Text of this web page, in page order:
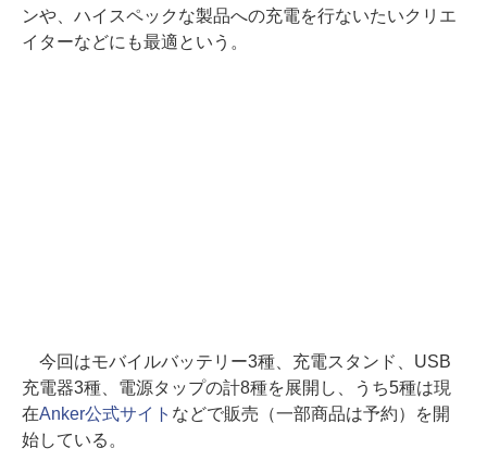
ンや、ハイスペックな製品への充電を行ないたいクリエ
イターなどにも最適という。
今回はモバイルバッテリー3種、充電スタンド、USB
充電器3種、電源タップの計8種を展開し、うち5種は現
在Anker公式サイト などで販売（一部商品は予約）を開
始している。